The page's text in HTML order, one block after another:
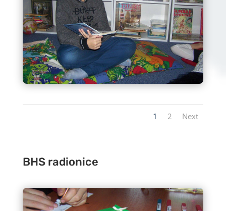
1 2 Next
BHS radionice